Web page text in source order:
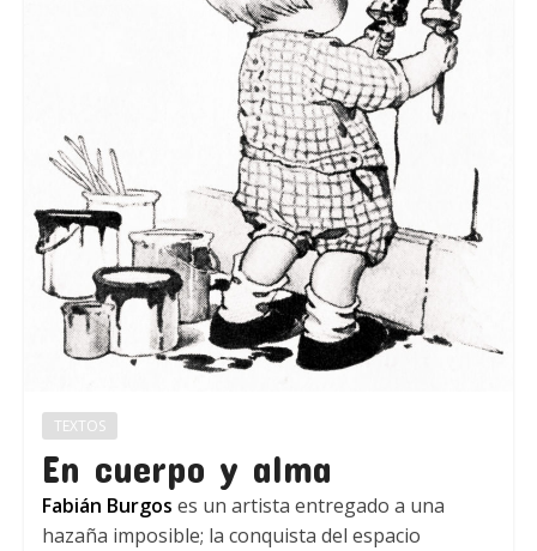
TEXTOS
En cuerpo y alma
Fabián Burgos es un artista entregado a una
hazaña imposible; la conquista del espacio